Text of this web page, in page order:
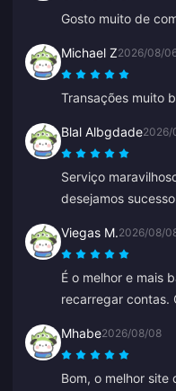
Gosto muito de
Michael Z2026/08/
Transações muito
Blal Albgdade2026/
Serviço
desejamos
Viegas M.2026/08/
É o melhor e mais
recarregar contas.
Mhabe2026/08/08
Bom, o melhor site